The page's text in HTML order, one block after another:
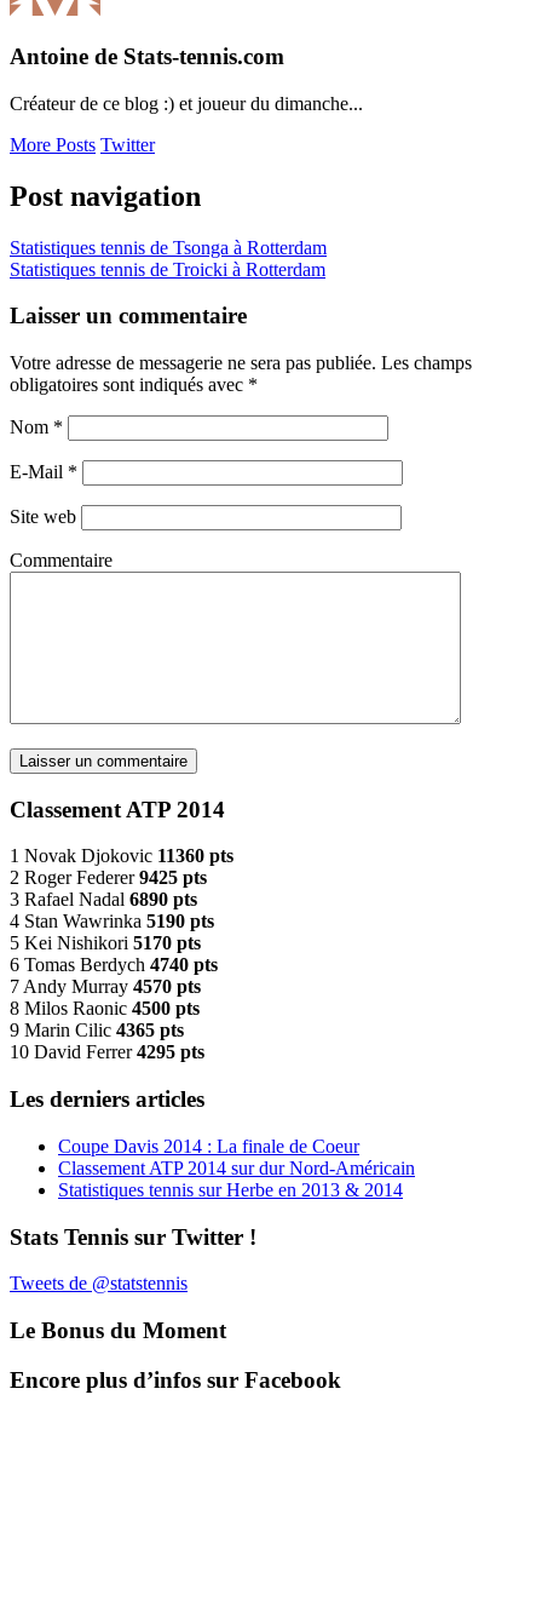
Antoine de Stats-tennis.com
Créateur de ce blog :) et joueur du dimanche...
More Posts Twitter
Post navigation
Statistiques tennis de Tsonga à Rotterdam
Statistiques tennis de Troicki à Rotterdam
Laisser un commentaire
Votre adresse de messagerie ne sera pas publiée. Les champs
obligatoires sont indiqués avec *
Nom *
E-Mail *
Site web
Commentaire
Classement ATP 2014
1 Novak Djokovic 11360 pts
2 Roger Federer9425 pts
3 Rafael Nadal 6890 pts
4 Stan Wawrinka 5190 pts
5 Kei Nishikori 5170 pts
6 Tomas Berdych 4740 pts
7 Andy Murray 4570 pts
8 Milos Raonic 4500 pts
9 Marin Cilic 4365 pts
10 David Ferrer4295 pts
Les derniers articles
Coupe Davis 2014 : La finale de Coeur
Classement ATP 2014 sur dur Nord-Américain
Statistiques tennis sur Herbe en 2013 & 2014
Stats Tennis sur Twitter !
Tweets de @statstennis
Le Bonus du Moment
Encore plus d’infos sur Facebook